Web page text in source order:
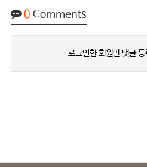
0 Comments
로그인한 회원만 댓글